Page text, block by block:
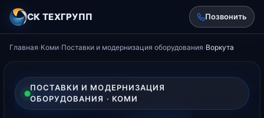
СК ТЕХГРУПП Позвонить
Главная›Коми›Поставки и модернизация оборудования›Воркута
ПОСТАВКИ И МОДЕРНИЗАЦИЯ
ОБОРУДОВАНИЯ · КОМИ